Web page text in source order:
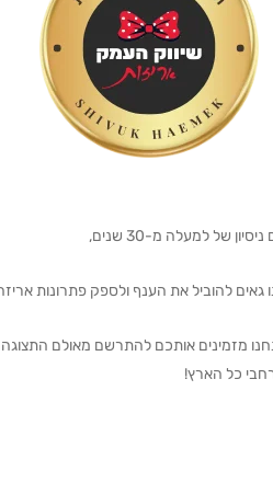
של למעלה מ-30 שנים,
גאים להוביל את הענף ולספק פתרונות
כל הארץ!